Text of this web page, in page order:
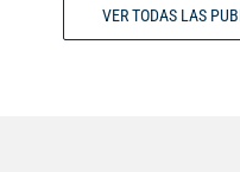
VER TODAS LAS